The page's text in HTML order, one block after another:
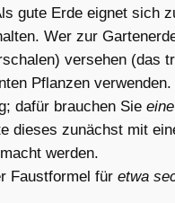
gute Erde eignet sich
Wer zur
versehen (das
Pflanzen verwenden.
dafür brauchen Sie
dieses zunächst mit
werden.
Faustformel für etwa